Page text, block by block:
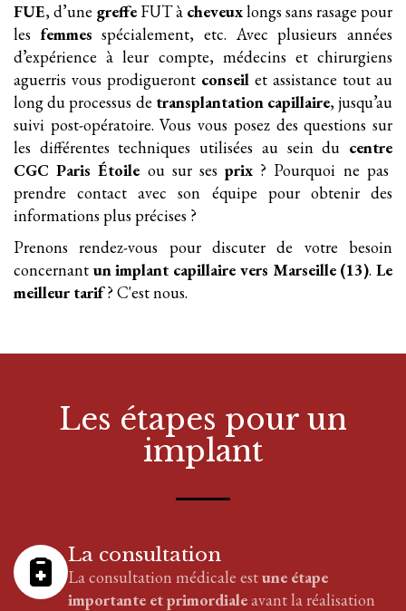
FUE, d’une greffe FUT à cheveuxlongs sans rasage pour
les femmes spécialement, etc. Avec plusieurs années
d’expérience à leur compte, médecins et chirurgiens
aguerris vous prodigueront conseil et assistance tout au
long du processus de transplantation capillaire, jusqu’au
suivi post-opératoire. Vous vous posez des questions sur
les différentes techniques utilisées au sein du centre
CGC Paris Étoile ou sur sesprix ? Pourquoi ne pas
prendre contact avec son équipe pour obtenir des
informations plus précises ?
Prenons rendez-vous pour discuter de votre besoin
concernant un implant capillaire vers Marseille (13).Le
meilleur tarif? C'est nous.
Les étapes pour un
implant
La consultation
La consultation médicale estune étape
importante et primordialeavant la réalisation